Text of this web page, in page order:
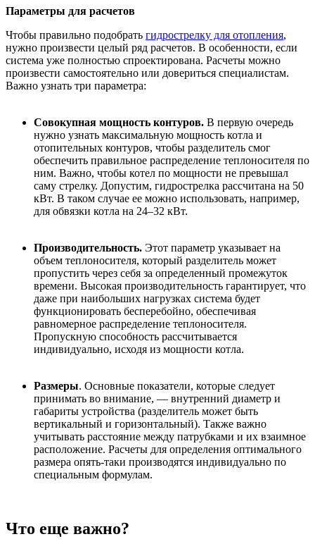
Параметры для расчетов
Чтобы правильно подобрать гидрострелку для отопления,
нужно произвести целый ряд расчетов. В особенности, если
система уже полностью спроектирована. Расчеты можно
произвести самостоятельно или довериться специалистам.
Важно узнать три параметра:
Совокупная мощность контуров. В первую очередь
нужно узнать максимальную мощность котла и
отопительных контуров, чтобы разделитель смог
обеспечить правильное распределение теплоносителя по
ним. Важно, чтобы котел по мощности не превышал
саму стрелку. Допустим, гидрострелка рассчитана на 50
кВт. В таком случае ее можно использовать, например,
для обвязки котла на 24–32 кВт.
Производительность. Этот параметр указывает на
объем теплоносителя, который разделитель может
пропустить через себя за определенный промежуток
времени. Высокая производительность гарантирует, что
даже при наибольших нагрузках система будет
функционировать бесперебойно, обеспечивая
равномерное распределение теплоносителя.
Пропускную способность рассчитывается
индивидуально, исходя из мощности котла.
Размеры. Основные показатели, которые следует
принимать во внимание, — внутренний диаметр и
габариты устройства (разделитель может быть
вертикальный и горизонтальный). Также важно
учитывать расстояние между патрубками и их взаимное
расположение. Расчеты для определения оптимального
размера опять-таки производятся индивидуально по
специальным формулам.
Что еще важно?